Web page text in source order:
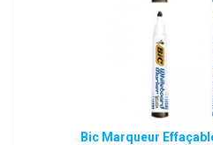
Bic Marqueur